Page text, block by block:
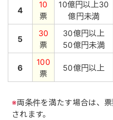
4
10
票
10億円以上30
億円未満
5
30
票
30億円以上
50億円未満
6
100
票
50億円以上
※両条件を満たす場合は、
されます。